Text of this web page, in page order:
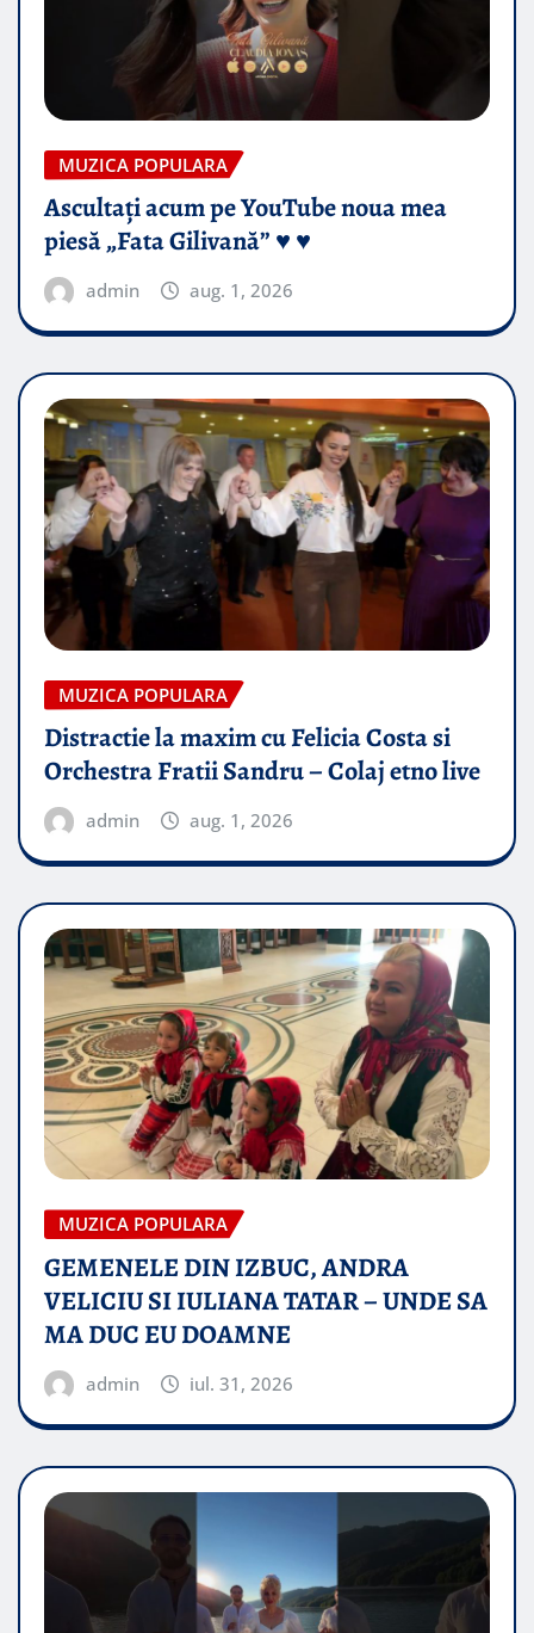
MUZICA POPULARA
Ascultați acum pe YouTube noua mea
piesă „Fata Gilivană” ♥️ ♥️
admin aug. 1, 2026
MUZICA POPULARA
Distractie la maxim cu Felicia Costa si
Orchestra Fratii Sandru – Colaj etno live
admin aug. 1, 2026
MUZICA POPULARA
GEMENELE DIN IZBUC, ANDRA
VELICIU SI IULIANA TATAR – UNDE SA
MA DUC EU DOAMNE
admin iul. 31, 2026